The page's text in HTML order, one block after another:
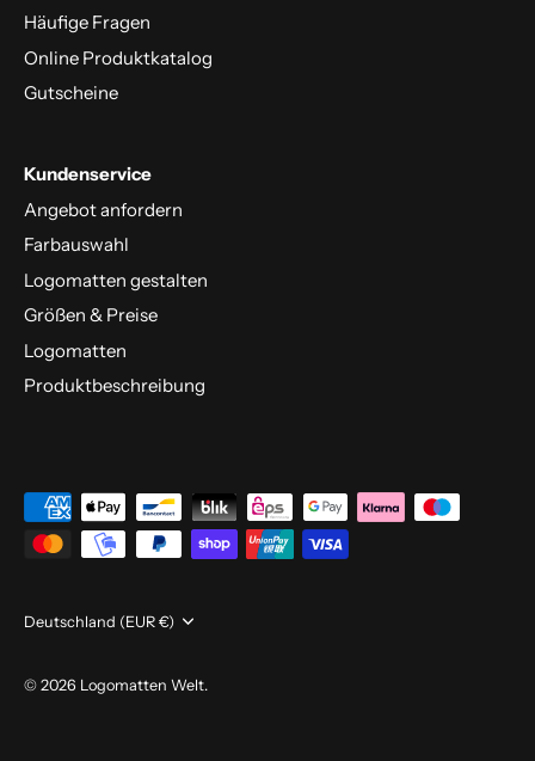
Häufige Fragen
Online Produktkatalog
Gutscheine
Kundenservice
Angebot anfordern
Farbauswahl
Logomatten gestalten
Größen & Preise
Logomatten
Produktbeschreibung
Währung
Deutschland (EUR €)
© 2026 Logomatten Welt.